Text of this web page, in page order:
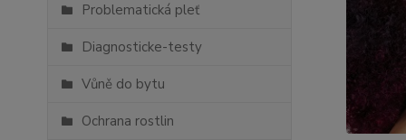
Problematická pleť
Diagnosticke-testy
Vůně do bytu
Ochrana rostlin